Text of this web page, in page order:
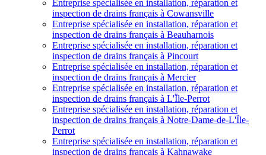
Entreprise spécialisée en installation, réparation et
inspection de drains français à Cowansville
Entreprise spécialisée en installation, réparation et
inspection de drains français à Beauharnois
Entreprise spécialisée en installation, réparation et
inspection de drains français à Pincourt
Entreprise spécialisée en installation, réparation et
inspection de drains français à Mercier
Entreprise spécialisée en installation, réparation et
inspection de drains français à L'Ïle-Perrot
Entreprise spécialisée en installation, réparation et
inspection de drains français à Notre-Dame-de-L'Ïle-
Perrot
Entreprise spécialisée en installation, réparation et
inspection de drains français à Kahnawake